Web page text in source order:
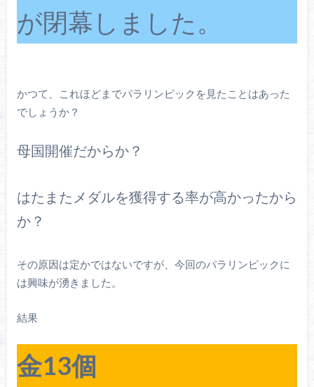
が閉幕しました。
かつて、これほどまでパラリンピックを見たことはあった
でしょうか？
母国開催だからか？
はたまたメダルを獲得する率が高かったから
か？
その原因は定かではないですが、今回のパラリンピックに
は興味が湧きました。
結果
金13個